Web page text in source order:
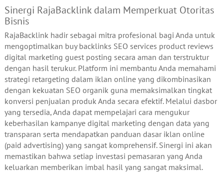
Sinergi RajaBacklink dalam Memperkuat Otoritas
Bisnis
RajaBacklink hadir sebagai mitra profesional bagi Anda untuk
mengoptimalkan buy backlinks SEO services product reviews
digital marketing guest posting secara aman dan terstruktur
dengan hasil terukur. Platform ini membantu Anda memahami
strategi retargeting dalam iklan online yang dikombinasikan
dengan kekuatan SEO organik guna memaksimalkan tingkat
konversi penjualan produk Anda secara efektif. Melalui dasbor
yang tersedia, Anda dapat mempelajari cara mengukur
keberhasilan kampanye digital marketing dengan data yang
transparan serta mendapatkan panduan dasar iklan online
(paid advertising) yang sangat komprehensif. Sinergi ini akan
memastikan bahwa setiap investasi pemasaran yang Anda
keluarkan memberikan imbal hasil yang sangat maksimal.